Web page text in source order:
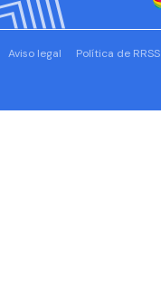
Aviso legal Política de RRSS